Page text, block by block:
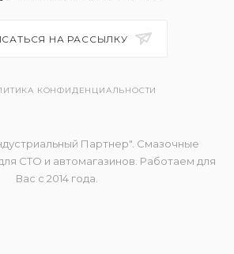
НА РАССЫЛКУ
КОНФИДЕНЦИАЛЬНОСТИ
Партнер". Смазочные
СТО и автомагазинов. Работаем для
Вас с 2014 года.